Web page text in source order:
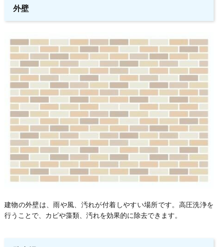
外壁
建物の外壁は、雨や風、汚れが付着しやすい場所です。高圧洗浄を
行うことで、カビや藻類、汚れを効果的に除去できます。